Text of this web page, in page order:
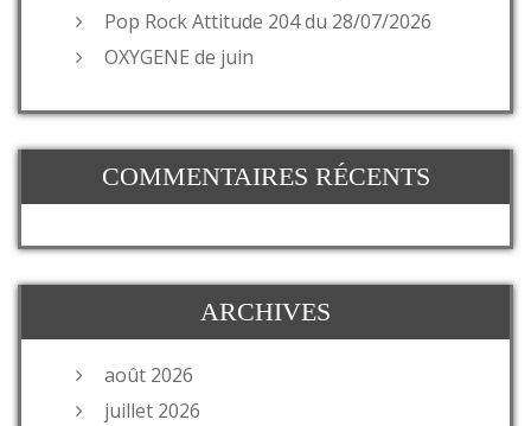
Pop Rock Attitude 204 du 28/07/2026
OXYGENE de juin
COMMENTAIRES RÉCENTS
ARCHIVES
août 2026
juillet 2026